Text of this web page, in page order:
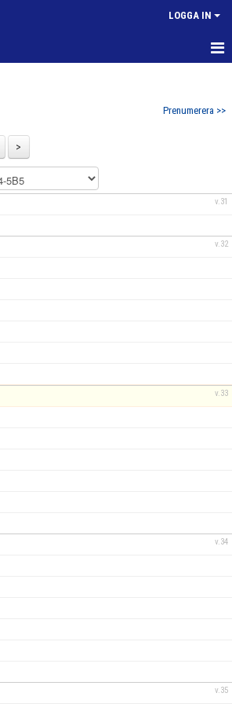
LOGGA IN
Prenumerera >>
v.31
v.32
v.33
v.34
v.35